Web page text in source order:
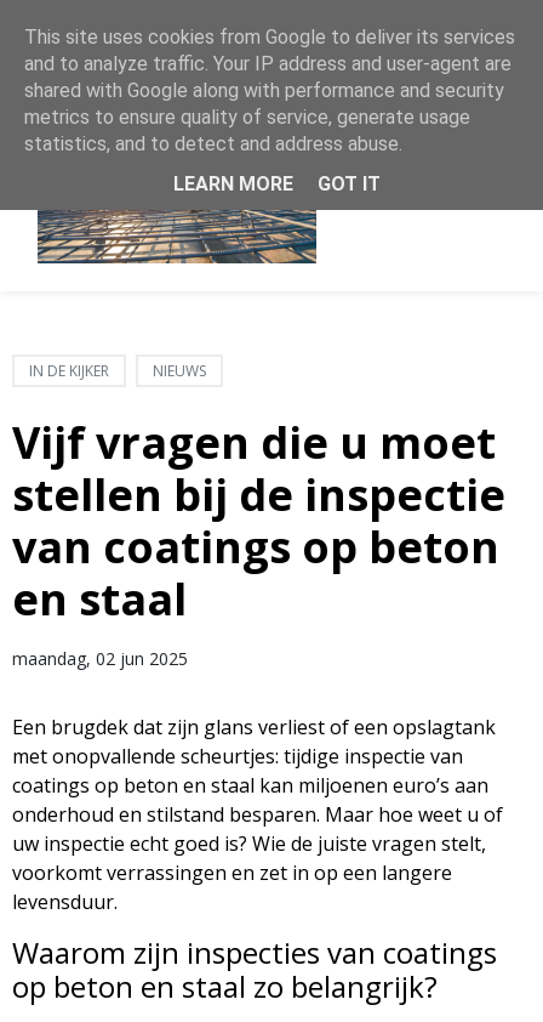
IN DE KIJKER NIEUWS
Vijf vragen die u moet
stellen bij de inspectie
van coatings op beton
en staal
maandag, 02 jun 2025
Een brugdek dat zijn glans verliest of een opslagtank
met onopvallende scheurtjes: tijdige inspectie van
coatings op beton en staal kan miljoenen euro’s aan
onderhoud en stilstand besparen. Maar hoe weet u of
uw inspectie echt goed is? Wie de juiste vragen stelt,
voorkomt verrassingen en zet in op een langere
levensduur.
Waarom zijn inspecties van coatings
op beton en staal zo belangrijk?
This site uses cookies from Google to deliver its services
and to analyze traffic. Your IP address and user-agent are
shared with Google along with performance and security
metrics to ensure quality of service, generate usage
statistics, and to detect and address abuse.
LEARN MORE
GOT IT